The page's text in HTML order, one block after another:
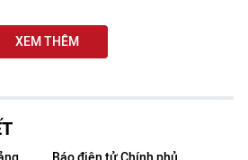
XEM THÊM